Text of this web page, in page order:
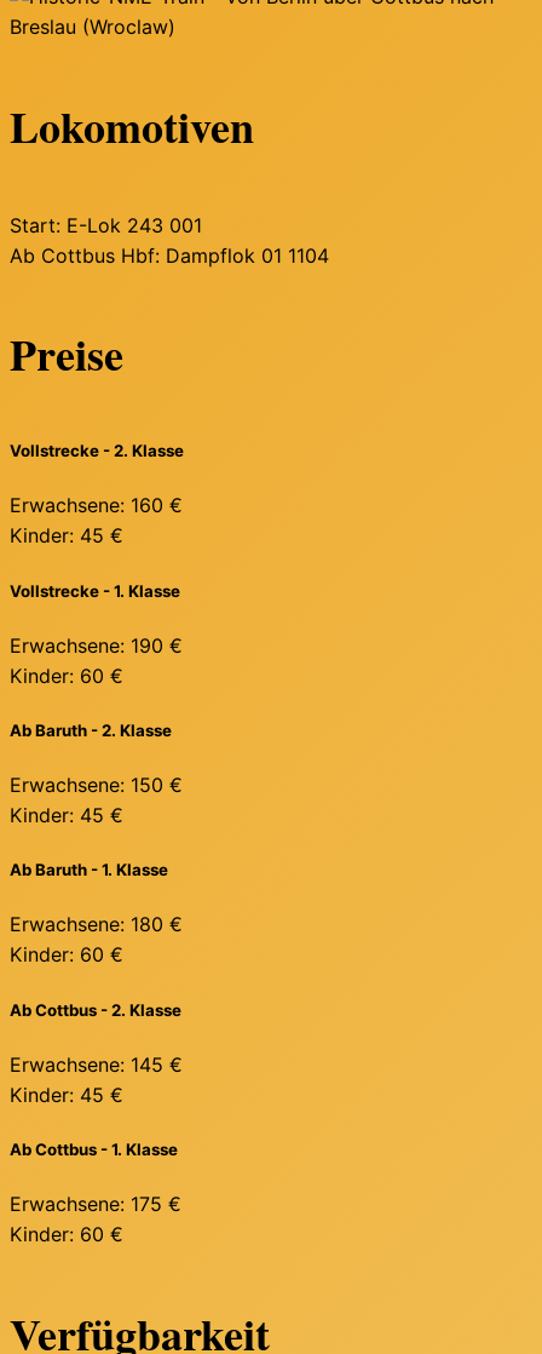
Lokomotiven
Start: E-Lok 243 001
Ab Cottbus Hbf: Dampflok 01 1104
Preise
Vollstrecke - 2. Klasse
Erwachsene: 160 €
Kinder: 45 €
Vollstrecke - 1. Klasse
Erwachsene: 190 €
Kinder: 60 €
Ab Baruth - 2. Klasse
Erwachsene: 150 €
Kinder: 45 €
Ab Baruth - 1. Klasse
Erwachsene: 180 €
Kinder: 60 €
Ab Cottbus - 2. Klasse
Erwachsene: 145 €
Kinder: 45 €
Ab Cottbus - 1. Klasse
Erwachsene: 175 €
Kinder: 60 €
Verfügbarkeit